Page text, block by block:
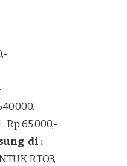
Rp 65.000,-
di :
RTO3,